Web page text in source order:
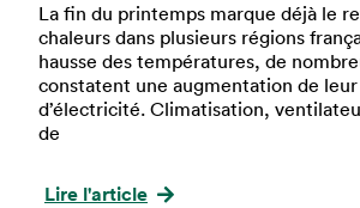
La fin du printemps marque déjà le
chaleurs dans plusieurs régions
hausse des températures, de
constatent une augmentation de
d’électricité. Climatisation,
de
Lire l'article